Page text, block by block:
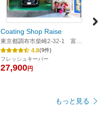
Coating Shop Raise
東京都調布市柴崎2-32-1 富澤1
号棟
4.8(9件)
フレッシュキーパー
27,900円
もっと見る